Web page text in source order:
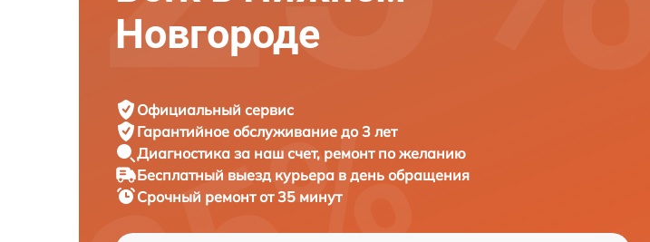
Новгороде
Официальный сервис
Гарантийное обслуживание до 3 лет
Диагностика за наш счет, ремонт по желанию
Бесплатный выезд курьера в день обращения
Срочный ремонтот 35 минут